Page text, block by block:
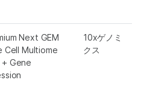
Next GEM
Cell Multiome
+ Gene
10xゲノミ
クス